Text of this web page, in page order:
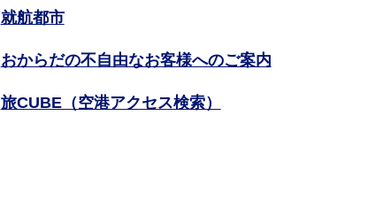
就航都市
おからだの不自由なお客様へのご案内
旅CUBE（空港アクセス検索）